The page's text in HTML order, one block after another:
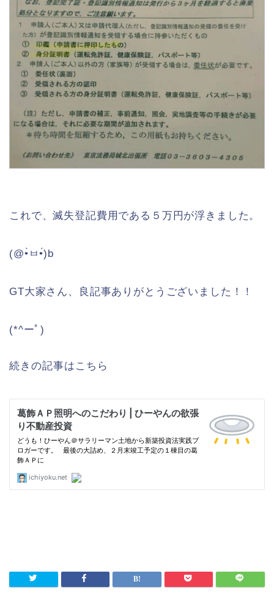
これで、滅失登記費用である５万円が浮きました。
(@•̀ㅂ•́)b
GT大家さん、良記事ありがとうございました！！
(*^ーﾟ)
続きの記事はこちら